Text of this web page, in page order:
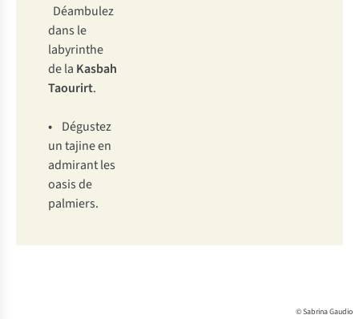
Déambulez
dans le
labyrinthe
de la Kasbah
Taourirt.
• Dégustez
un tajine en
admirant les
oasis de
palmiers.
© Sabrina Gaudio